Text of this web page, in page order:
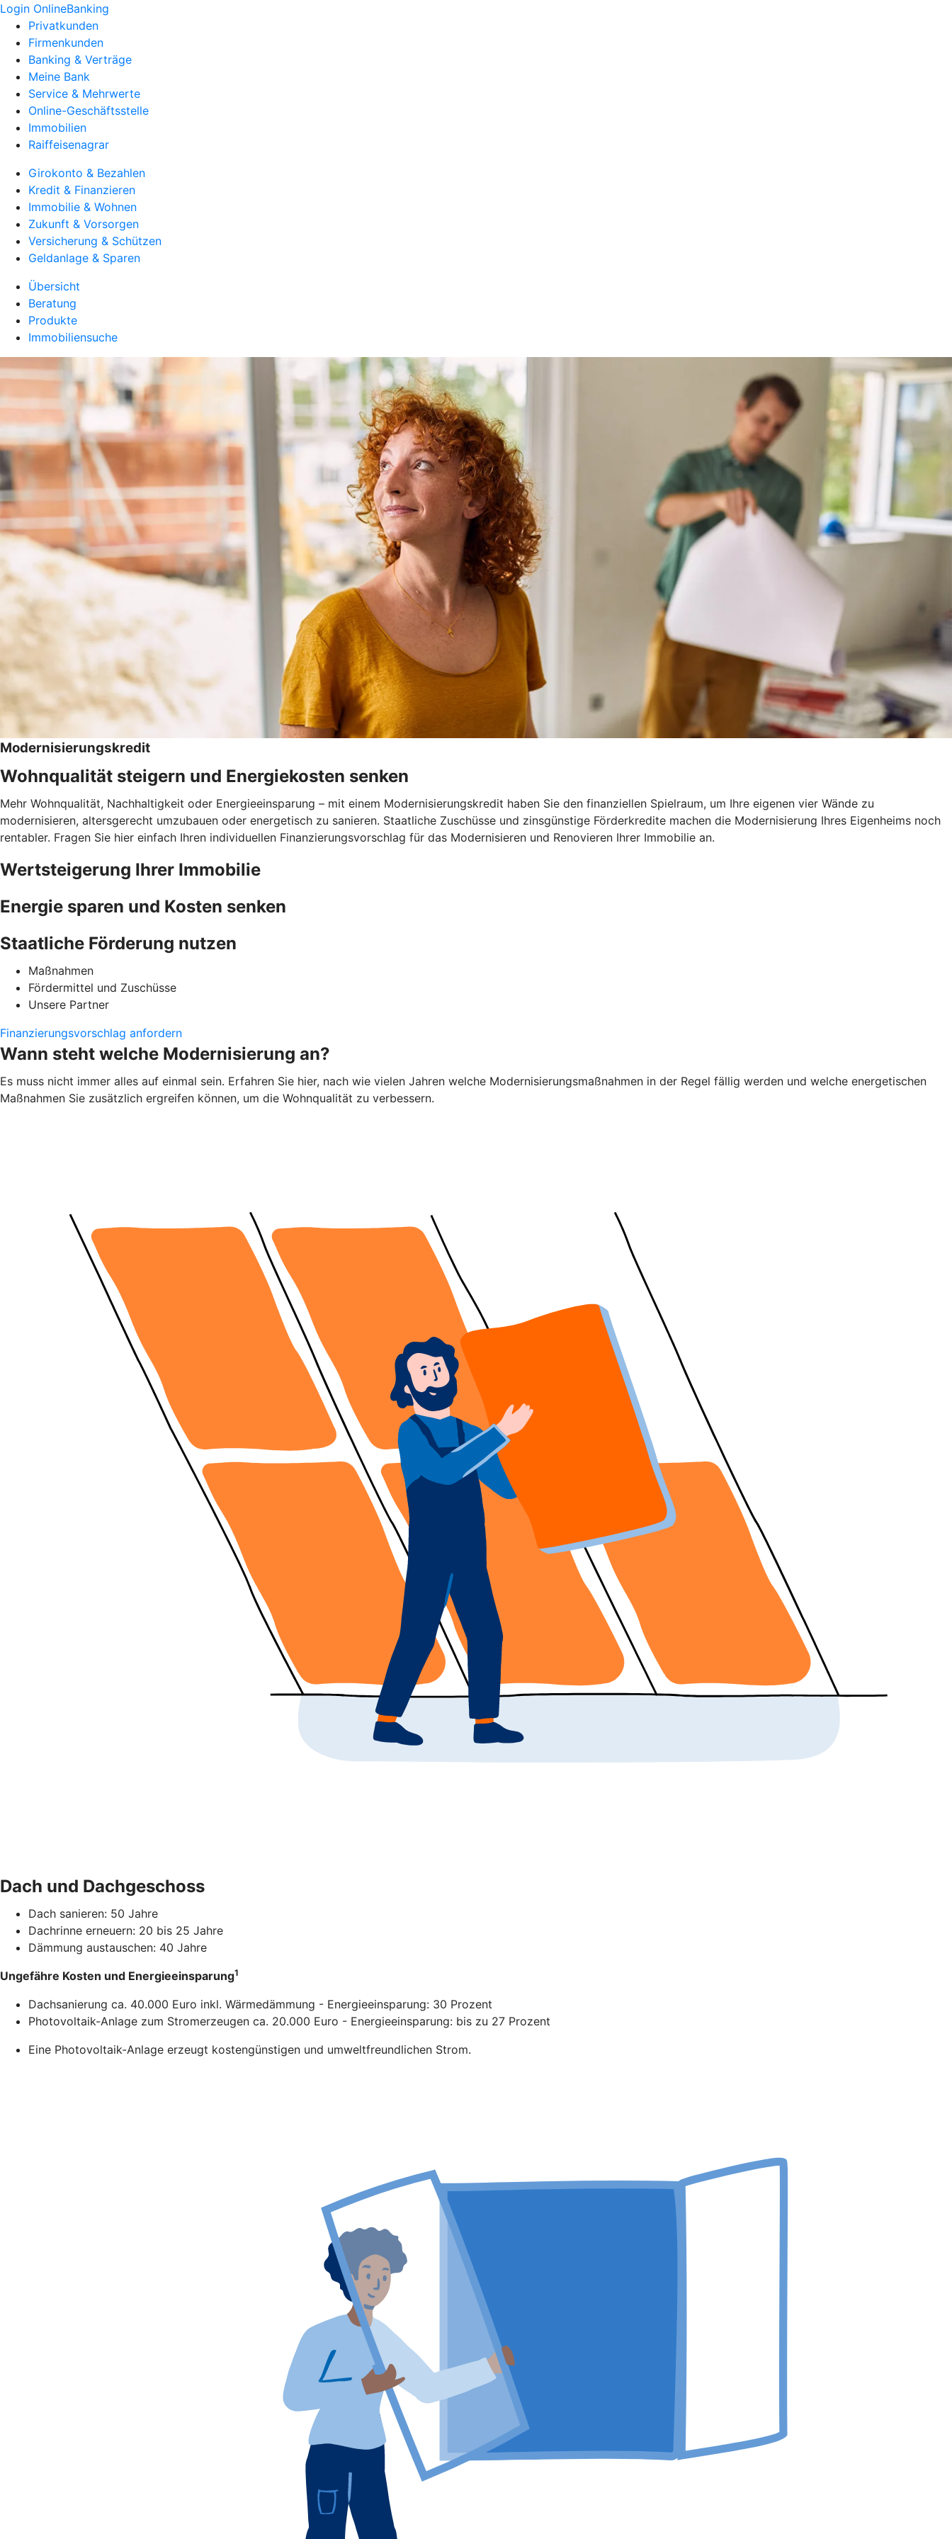
Login OnlineBanking
Privatkunden
Firmenkunden
Banking & Verträge
Meine Bank
Service & Mehrwerte
Online-Geschäftsstelle
Immobilien
Raiffeisenagrar
Girokonto & Bezahlen
Kredit & Finanzieren
Immobilie & Wohnen
Zukunft & Vorsorgen
Versicherung & Schützen
Geldanlage & Sparen
Übersicht
Beratung
Produkte
Immobiliensuche
Modernisierungskredit
Wohnqualität steigern und Energiekosten senken
Mehr Wohnqualität, Nachhaltigkeit oder Energieeinsparung – mit einem Modernisierungskredit haben Sie den finanziellen Spielraum, um Ihre eigenen vier Wände zu
modernisieren, altersgerecht umzubauen oder energetisch zu sanieren. Staatliche Zuschüsse und zinsgünstige Förderkredite machen die Modernisierung Ihres Eigenheims noch
rentabler. Fragen Sie hier einfach Ihren individuellen Finanzierungsvorschlag für das Modernisieren und Renovieren Ihrer Immobilie an.
Wertsteigerung Ihrer Immobilie
Energie sparen und Kosten senken
Staatliche Förderung nutzen
Maßnahmen
Fördermittel und Zuschüsse
Unsere Partner
Finanzierungsvorschlag anfordern
Wann steht welche Modernisierung an?
Es muss nicht immer alles auf einmal sein. Erfahren Sie hier, nach wie vielen Jahren welche Modernisierungsmaßnahmen in der Regel fällig werden und welche energetischen
Maßnahmen Sie zusätzlich ergreifen können, um die Wohnqualität zu verbessern.
Dach und Dachgeschoss
Dach sanieren: 50 Jahre
Dachrinne erneuern: 20 bis 25 Jahre
Dämmung austauschen: 40 Jahre
Ungefähre Kosten und Energieeinsparung1
Dachsanierung ca. 40.000 Euro inkl. Wärmedämmung - Energieeinsparung: 30 Prozent
Photovoltaik-Anlage zum Stromerzeugen ca. 20.000 Euro - Energieeinsparung: bis zu 27 Prozent
Eine Photovoltaik-Anlage erzeugt kostengünstigen und umweltfreundlichen Strom.